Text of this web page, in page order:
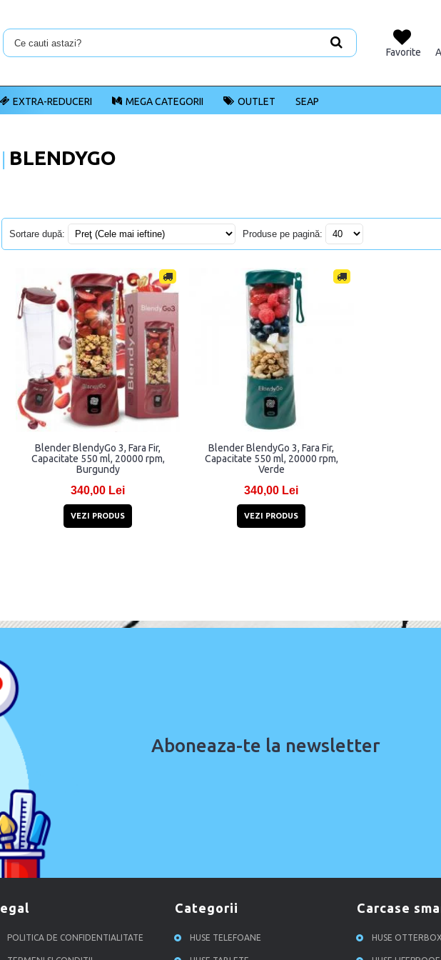
Favorite
EXTRA-REDUCERI MEGA CATEGORII OUTLET SEAP
BLENDYGO
Sortare după: Produse pe pagină:
Blender BlendyGo 3, Fara Fir,
Capacitate 550 ml, 20000 rpm,
Burgundy
340,00 Lei
VEZI PRODUS
Blender BlendyGo 3, Fara Fir,
Capacitate 550 ml, 20000 rpm,
Verde
340,00 Lei
VEZI PRODUS
Aboneaza-te la newsletter
legal
POLITICA DE CONFIDENTIALITATE
categorii
HUSE TELEFOANE
carcase
HUSE OTTERBOX